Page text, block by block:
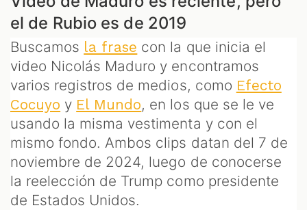
el de Rubio es de 2019
Buscamos la frase con la que inicia el
video Nicolás Maduro y encontramos
varios registros de medios, como Efecto
Cocuyo y El Mundo, en los que se le ve
usando la misma vestimenta y con el
mismo fondo. Ambos clips datan del 7 de
noviembre de 2024, luego de conocerse
la reelección de Trump como presidente
de Estados Unidos.